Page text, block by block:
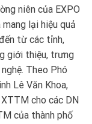
niên của EXPO
lại hiệu quả
từ các tỉnh,
giới thiệu, trưng
Theo Phó
Lê Văn Khoa,
cho các DN
của thành phố